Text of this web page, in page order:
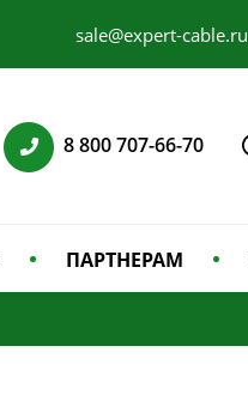
sale@expert-cable.ru
8 800 707-66-70
ПАРТНЕРАМ